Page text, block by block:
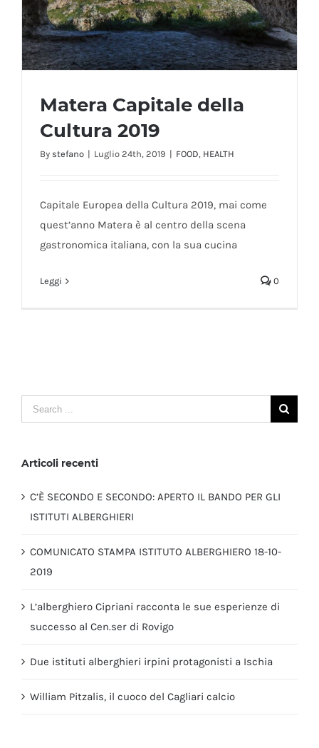
Matera Capitale della
Cultura 2019
By stefano | Luglio 24th, 2019 | FOOD, HEALTH
Capitale Europea della Cultura 2019, mai come
quest’anno Matera è al centro della scena
gastronomica italiana, con la sua cucina
Leggi 0
Search
for:
Articoli recenti
C’È SECONDO E SECONDO: APERTO IL BANDO PER GLI
ISTITUTI ALBERGHIERI
COMUNICATO STAMPA ISTITUTO ALBERGHIERO 18-10-
2019
L’alberghiero Cipriani racconta le sue esperienze di
successo al Cen.ser di Rovigo
Due istituti alberghieri irpini protagonisti a Ischia
William Pitzalis, il cuoco del Cagliari calcio